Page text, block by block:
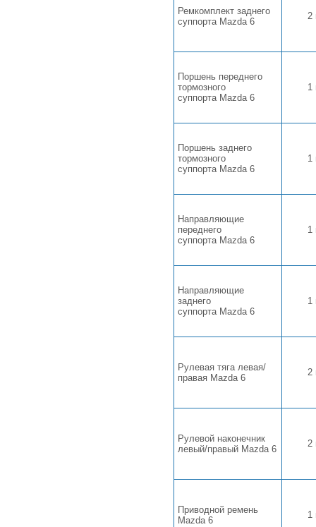
Ремкомплект заднего
суппорта Mazda 6
2
Поршень переднего
тормозного
суппорта Mazda 6
1
Поршень заднего
тормозного
суппорта Mazda 6
1
Направляющие
переднего
суппорта Mazda 6
1
Направляющие
заднего
суппорта Mazda 6
1
Рулевая тяга левая/
правая Mazda 6
2
Рулевой наконечник
левый/правый Mazda 6
2
Приводной ремень
Mazda 6
1